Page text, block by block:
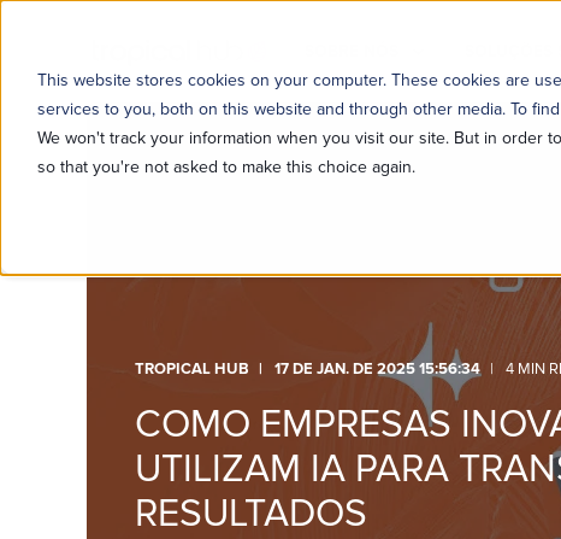
This website stores cookies on your computer. These cookies are
services to you, both on this website and through other media. To
We won't track your information when you visit our site. But in order
so that you're not asked to make this choice again.
TROPICAL HUB 17 DE JAN. DE 2025 15:56:34 4 MIN
COMO EMPRESAS
UTILIZAM IA PARA
RESULTADOS